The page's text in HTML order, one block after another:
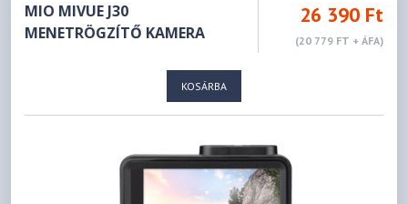
MIO MIVUE J30
MENETRÖGZÍTŐ KAMERA
26 390 Ft
(20 779 FT + ÁFA)
KOSÁRBA